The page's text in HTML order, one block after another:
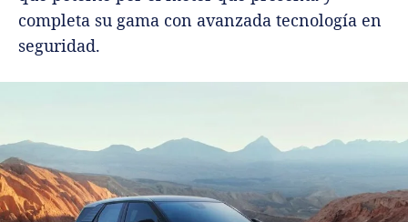
completa su gama con avanzada tecnología en
seguridad.